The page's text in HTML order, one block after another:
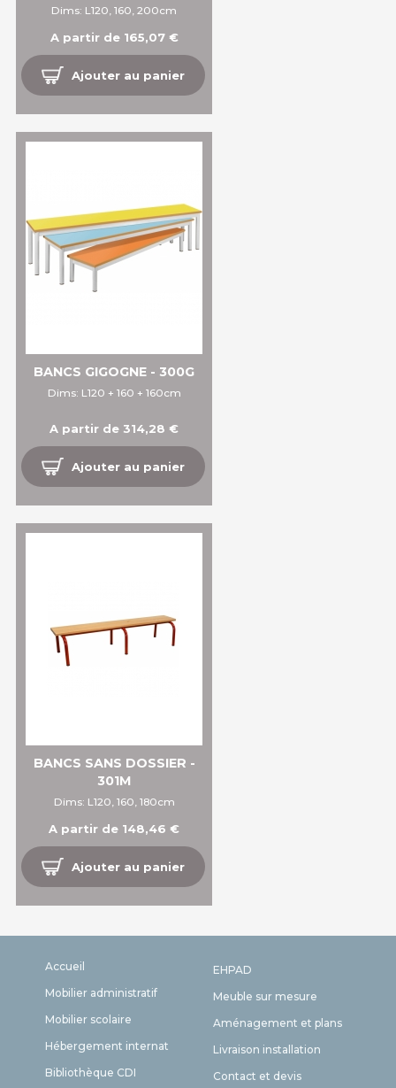
Dims: L120, 160, 200cm
A partir de 165,07 €
Ajouter au panier
BANCS GIGOGNE - 300G
Dims: L120 + 160 + 160cm
A partir de 314,28 €
Ajouter au panier
BANCS SANS DOSSIER -
301M
Dims: L120, 160, 180cm
A partir de 148,46 €
Ajouter au panier
Accueil
Mobilier administratif
Mobilier scolaire
Hébergement internat
Bibliothèque CDI
EHPAD
Meuble sur mesure
Aménagement et plans
Livraison installation
Contact et devis